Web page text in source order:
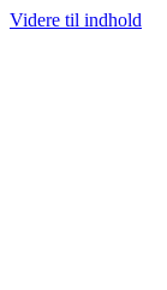
Videre til indhold